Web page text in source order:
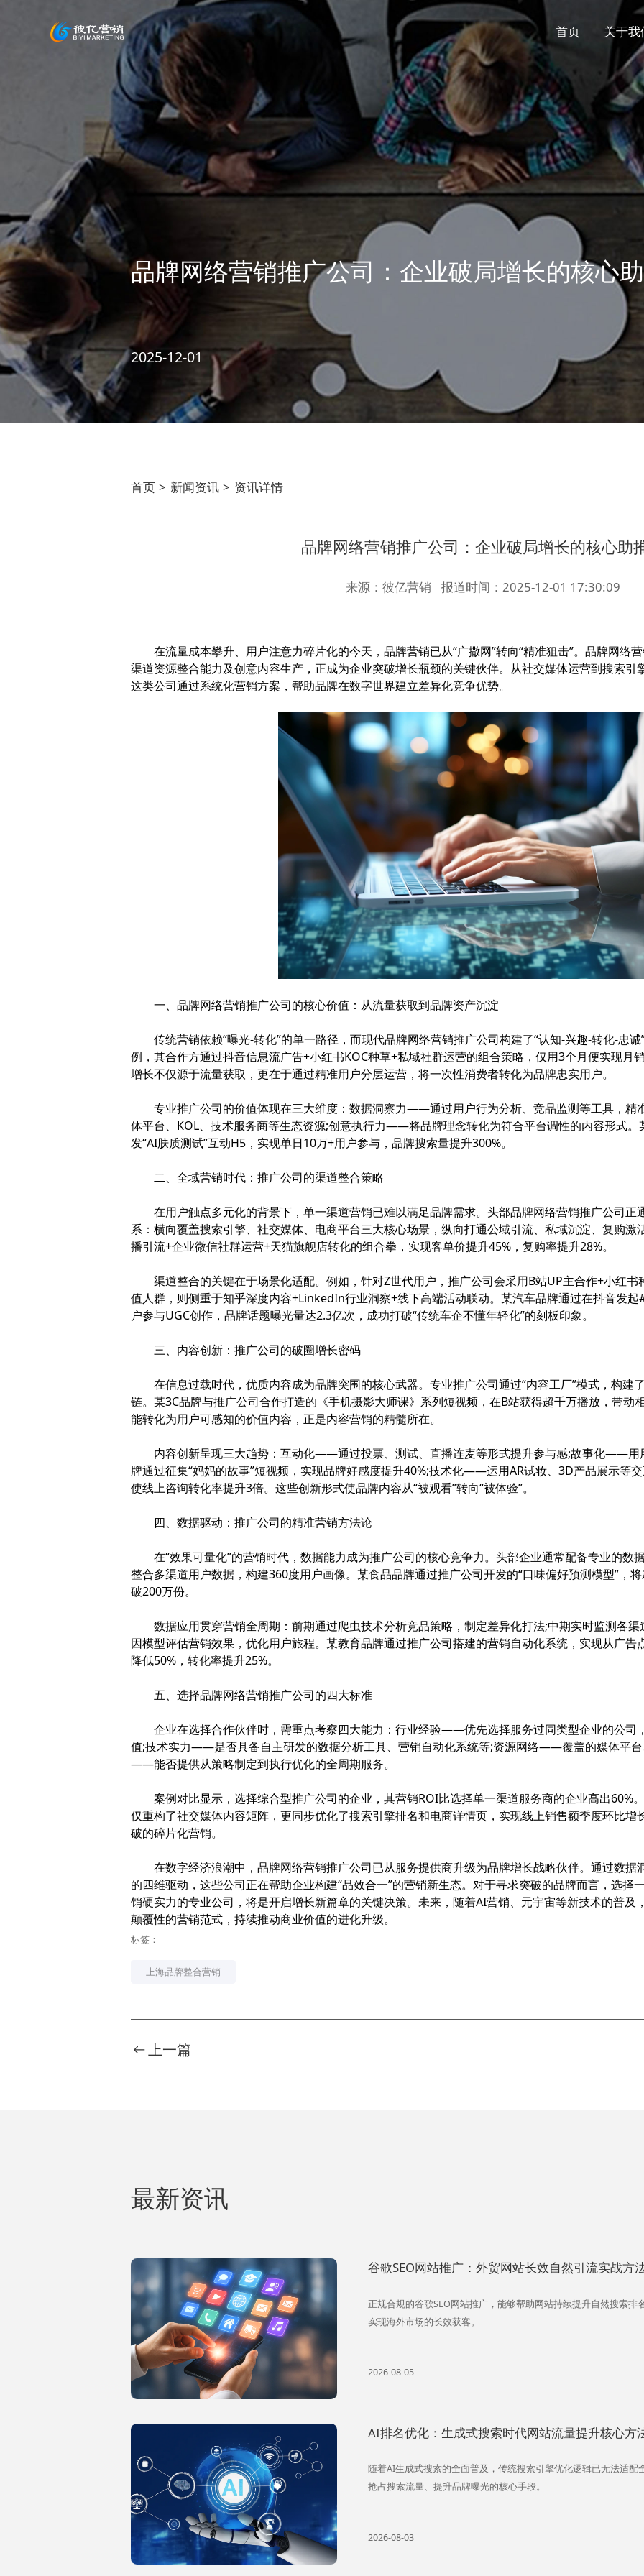
首页 关于我
品牌网络营销推广公司：企业破局增长的核心
2025-12-01
首页 > 新闻资讯 > 资讯详情
品牌网络营销推广公司：企业破局增长的核心助
来源：彼亿营销 报道时间：2025-12-01 17:30:09
在流量成本攀升、用户注意力碎片化的今天，品牌营销已从“广撒网”转向“精准狙击”。品牌网络
渠道资源整合能力及创意内容生产，正成为企业突破增长瓶颈的关键伙伴。从社交媒体运营到搜索引
这类公司通过系统化营销方案，帮助品牌在数字世界建立差异化竞争优势。
一、品牌网络营销推广公司的核心价值：从流量获取到品牌资产沉淀
传统营销依赖“曝光-转化”的单一路径，而现代品牌网络营销推广公司构建了“认知-兴趣-转化-忠
例，其合作方通过抖音信息流广告+小红书KOC种草+私域社群运营的组合策略，仅用3个月便实现月
增长不仅源于流量获取，更在于通过精准用户分层运营，将一次性消费者转化为品牌忠实用户。
专业推广公司的价值体现在三大维度：数据洞察力——通过用户行为分析、竞品监测等工具，
体平台、KOL、技术服务商等生态资源;创意执行力——将品牌理念转化为符合平台调性的内容形式。
发“AI肤质测试”互动H5，实现单日10万+用户参与，品牌搜索量提升300%。
二、全域营销时代：推广公司的渠道整合策略
在用户触点多元化的背景下，单一渠道营销已难以满足品牌需求。头部品牌网络营销推广公司正
系：横向覆盖搜索引擎、社交媒体、电商平台三大核心场景，纵向打通公域引流、私域沉淀、复购
播引流+企业微信社群运营+天猫旗舰店转化的组合拳，实现客单价提升45%，复购率提升28%。
渠道整合的关键在于场景化适配。例如，针对Z世代用户，推广公司会采用B站UP主合作+小红书
值人群，则侧重于知乎深度内容+LinkedIn行业洞察+线下高端活动联动。某汽车品牌通过在抖音发
户参与UGC创作，品牌话题曝光量达2.3亿次，成功打破“传统车企不懂年轻化”的刻板印象。
三、内容创新：推广公司的破圈增长密码
在信息过载时代，优质内容成为品牌突围的核心武器。专业推广公司通过“内容工厂”模式，构建
链。某3C品牌与推广公司合作打造的《手机摄影大师课》系列短视频，在B站获得超千万播放，带动
能转化为用户可感知的价值内容，正是内容营销的精髓所在。
内容创新呈现三大趋势：互动化——通过投票、测试、直播连麦等形式提升参与感;故事化——用
牌通过征集“妈妈的故事”短视频，实现品牌好感度提升40%;技术化——运用AR试妆、3D产品展示等
使线上咨询转化率提升3倍。这些创新形式使品牌内容从“被观看”转向“被体验”。
四、数据驱动：推广公司的精准营销方法论
在“效果可量化”的营销时代，数据能力成为推广公司的核心竞争力。头部企业通常配备专业的数
整合多渠道用户数据，构建360度用户画像。某食品品牌通过推广公司开发的“口味偏好预测模型”，
破200万份。
数据应用贯穿营销全周期：前期通过爬虫技术分析竞品策略，制定差异化打法;中期实时监测各渠
因模型评估营销效果，优化用户旅程。某教育品牌通过推广公司搭建的营销自动化系统，实现从广
降低50%，转化率提升25%。
五、选择品牌网络营销推广公司的四大标准
企业在选择合作伙伴时，需重点考察四大能力：行业经验——优先选择服务过同类型企业的公司
值;技术实力——是否具备自主研发的数据分析工具、营销自动化系统等;资源网络——覆盖的媒体平台
——能否提供从策略制定到执行优化的全周期服务。
案例对比显示，选择综合型推广公司的企业，其营销ROI比选择单一渠道服务商的企业高出60%
仅重构了社交媒体内容矩阵，更同步优化了搜索引擎排名和电商详情页，实现线上销售额季度环比增
破的碎片化营销。
在数字经济浪潮中，品牌网络营销推广公司已从服务提供商升级为品牌增长战略伙伴。通过数据
的四维驱动，这些公司正在帮助企业构建“品效合一”的营销新生态。对于寻求突破的品牌而言，选择
销硬实力的专业公司，将是开启增长新篇章的关键决策。未来，随着AI营销、元宇宙等新技术的普及
颠覆性的营销范式，持续推动商业价值的进化升级。
标签：
上海品牌整合营销
上一篇
最新资讯
谷歌SEO网站推广：外贸网站长效自然引流实战方
正规合规的谷歌SEO网站推广，能够帮助网站持续提升自然搜索
实现海外市场的长效获客。
2026-08-05
AI排名优化：生成式搜索时代网站流量提升核心方
随着AI生成式搜索的全面普及，传统搜索引擎优化逻辑已无法适
抢占搜索流量、提升品牌曝光的核心手段。
2026-08-03